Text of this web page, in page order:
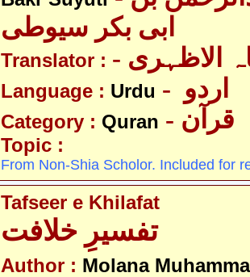
ابی بکر سیوطی
Translator : الاظہری
Language : Urdu
Category : Quran - قرآن
Topic :
From Non-Shia Scholor. Included for
Tafseer e Khilafat
تفسیرِ خلافت
Author : Molana